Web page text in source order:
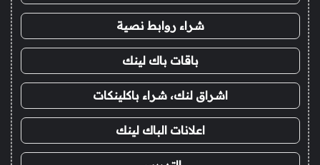
شراء روابط نصية
باقات باك لينك
اشراق لنك، شراء باكلينكات
اعلانات الباك لينك